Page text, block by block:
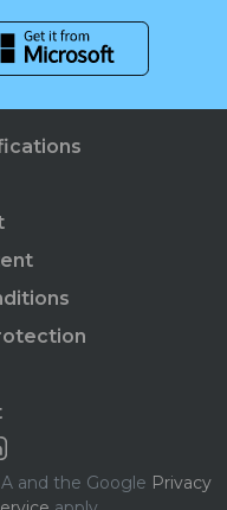
and the Google Privacy